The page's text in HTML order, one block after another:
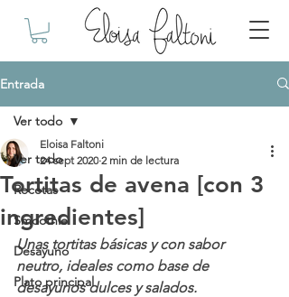
Entrada
Ver todo
Recetas
Smoothie
Desayuno
Plato principal
Ver todo
Tortitas de avena [con 3
ingredientes]
Eloisa Faltoni
24 sept 2020 2 min de lectura
Unas tortitas básicas y con sabor
neutro, ideales como base de
desayunos dulces y salados.